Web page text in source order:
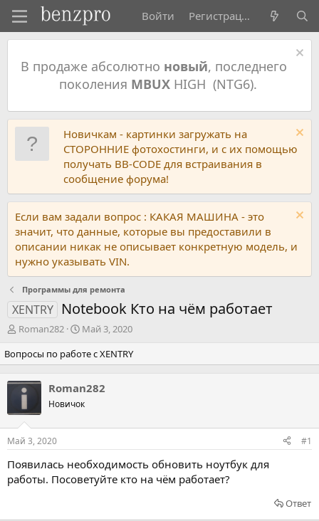
Войти Регистрация
В продаже абсолютно новый, последнего
поколения MBUXHIGH (NTG6).
Новичкам - картинки загружать на
СТОРОННИЕ фотохостинги, и с их помощью
получать BB-CODE для встраивания в
сообщение форума!
Если вам задали вопрос : КАКАЯ МАШИНА - это
значит, что данные, которые вы предоставили в
описании никак не описывает конкретную модель, и
нужно указывать VIN.
Программы для ремонта
XENTRY Notebook Кто на чём работает
А
т
о
р
т
е
м
ы
Roman282
Д
т
а
а
ч
л
Май 3, 2020
Вопросы по работе с XENTRY
Roman282
Новичок
Май 3, 2020 #1
Появилась необходимость обновить ноутбук для
работы. Посоветуйте кто на чём работает?
Ответ